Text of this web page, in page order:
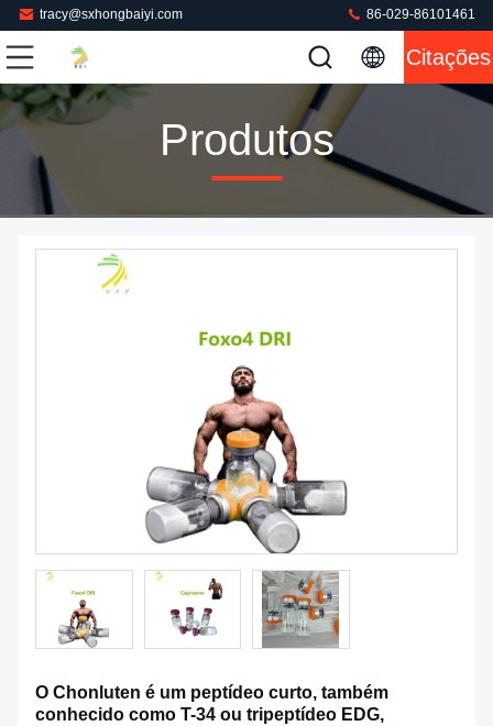
tracy@sxhongbaiyi.com 86-029-86101461
Citações
Produtos
O Chonluten é um peptídeo curto, também
conhecido como T-34 ou tripeptídeo EDG,